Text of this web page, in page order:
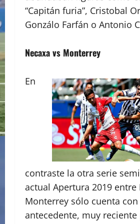
“Capitán furia”, Cristobal
Gonzálo Farfán o Antonio
Necaxa vs Monterrey
En
contraste la otra serie
actual Apertura 2019 entre
Monterrey sólo cuenta con
antecedente, muy